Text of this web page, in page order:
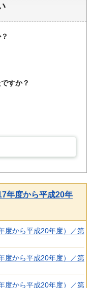
すか？
年度から平成20年
度から平成20年度）／第
度から平成20年度）／第
度から平成20年度）／第